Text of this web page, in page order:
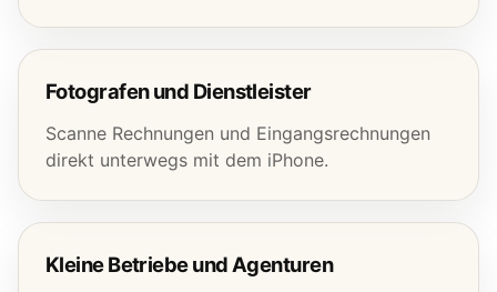
Fotografen und Dienstleister
Scanne Rechnungen und Eingangsrechnungen
direkt unterwegs mit dem iPhone.
Kleine Betriebe und Agenturen